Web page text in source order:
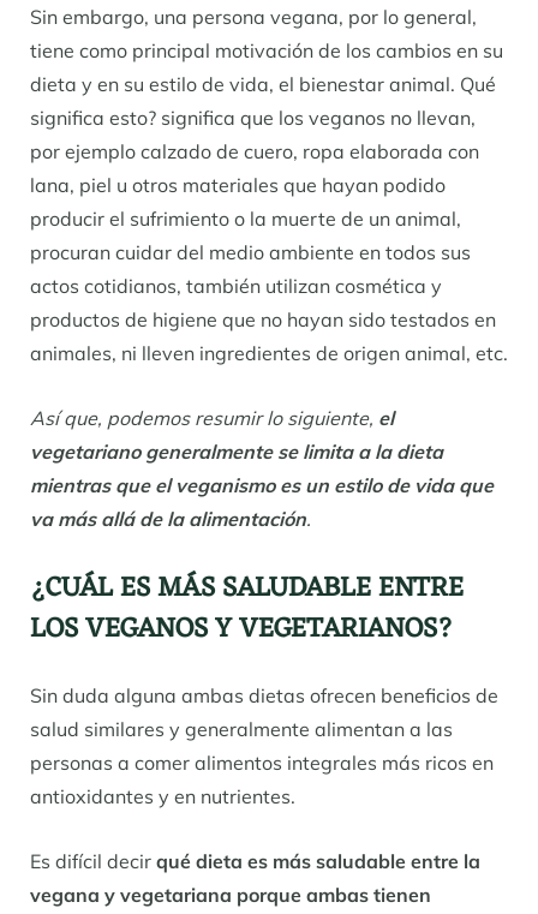
Sin embargo, una persona vegana, por lo general,
tiene como principal motivación de los cambios en su
dieta y en su estilo de vida, el bienestar animal. Qué
significa esto? significa que los veganos no llevan,
por ejemplo calzado de cuero, ropa elaborada con
lana, piel u otros materiales que hayan podido
producir el sufrimiento o la muerte de un animal,
procuran cuidar del medio ambiente en todos sus
actos cotidianos, también utilizan cosmética y
productos de higiene que no hayan sido testados en
animales, ni lleven ingredientes de origen animal, etc.
Así que, podemos resumir lo siguiente, el
vegetariano generalmente se limita a la dieta
mientras que el veganismo es un estilo de vida que
va más allá de la alimentación.
¿CUÁL ES MÁS SALUDABLE ENTRE
LOS VEGANOS Y VEGETARIANOS?
Sin duda alguna ambas dietas ofrecen beneficios de
salud similares y generalmente alimentan a las
personas a comer alimentos integrales más ricos en
antioxidantes y en nutrientes.
Es difícil decir qué dieta es más saludable entre la
vegana y vegetariana porque ambas tienen